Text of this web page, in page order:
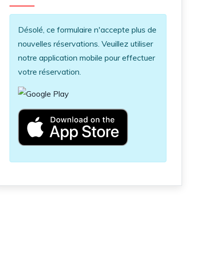
Information message
Désolé, ce formulaire n'accepte plus de
nouvelles réservations. Veuillez utiliser
notre application mobile pour effectuer
votre réservation.